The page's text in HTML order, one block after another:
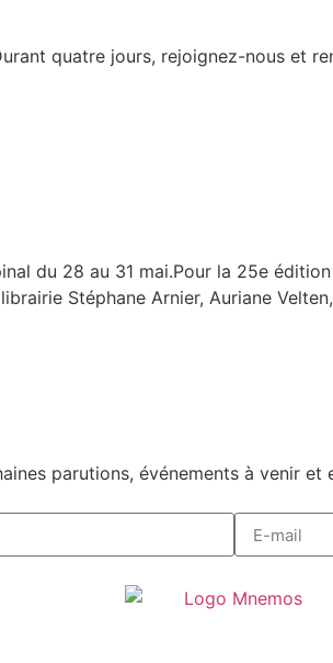
quatre jours, rejoignez-nous et
du 28 au 31 mai.Pour la 25e
Stéphane Arnier, Auriane
parutions, événements à venir et